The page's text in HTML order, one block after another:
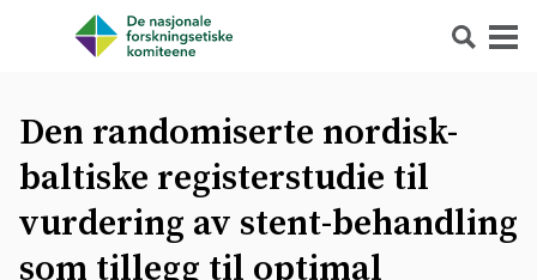
Søk Meny
Den randomiserte nordisk-
baltiske registerstudie til
vurdering av stent-behandling
som tillegg til optimal